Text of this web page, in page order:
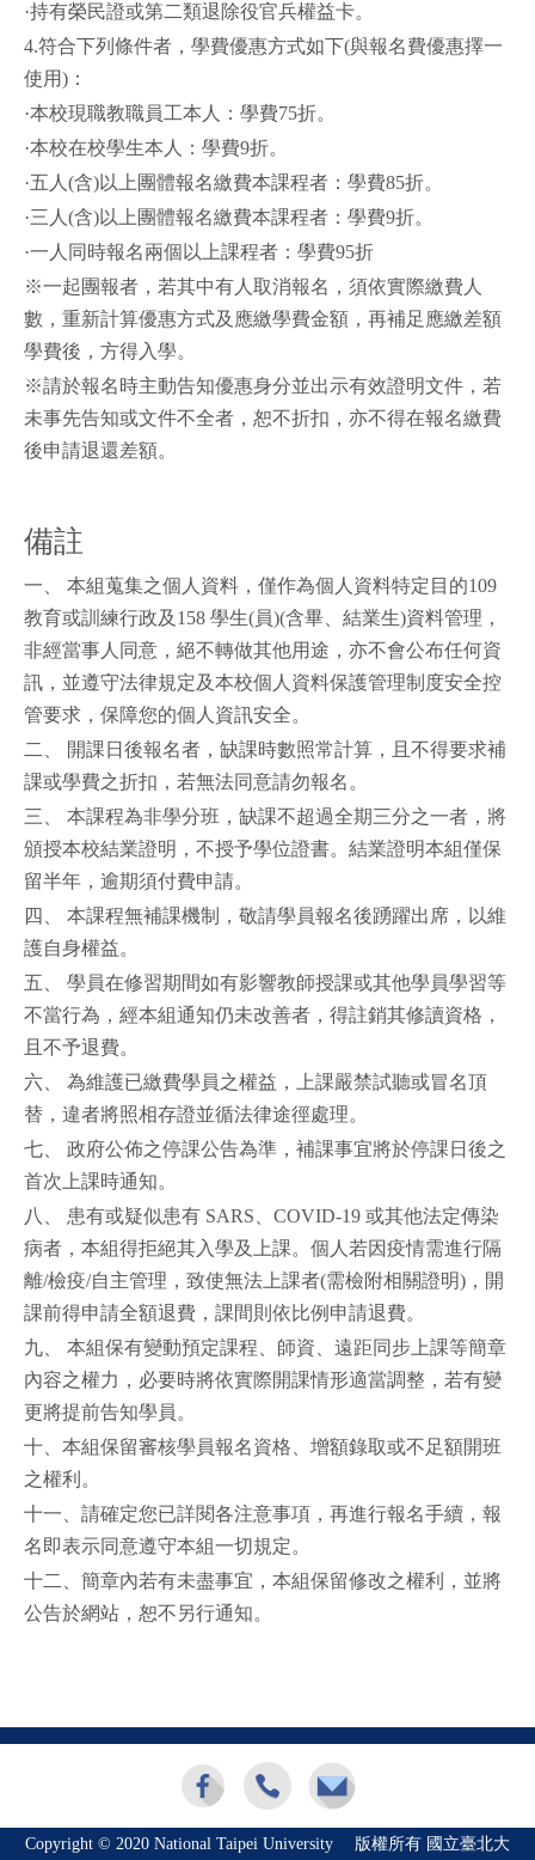
·持有榮民證或第二類退除役官兵權益卡。
4.符合下列條件者，學費優惠方式如下(與報名費優惠擇一
使用)：
·本校現職教職員工本人：學費75折。
·本校在校學生本人：學費9折。
·五人(含)以上團體報名繳費本課程者：學費85折。
·三人(含)以上團體報名繳費本課程者：學費9折。
·一人同時報名兩個以上課程者：學費95折
※一起團報者，若其中有人取消報名，須依實際繳費人
數，重新計算優惠方式及應繳學費金額，再補足應繳差額
學費後，方得入學。
※請於報名時主動告知優惠身分並出示有效證明文件，若
未事先告知或文件不全者，恕不折扣，亦不得在報名繳費
後申請退還差額。
備註
一、 本組蒐集之個人資料，僅作為個人資料特定目的109
教育或訓練行政及158 學生(員)(含畢、結業生)資料管理，
非經當事人同意，絕不轉做其他用途，亦不會公布任何資
訊，並遵守法律規定及本校個人資料保護管理制度安全控
管要求，保障您的個人資訊安全。
二、 開課日後報名者，缺課時數照常計算，且不得要求補
課或學費之折扣，若無法同意請勿報名。
三、 本課程為非學分班，缺課不超過全期三分之一者，將
頒授本校結業證明，不授予學位證書。結業證明本組僅保
留半年，逾期須付費申請。
四、 本課程無補課機制，敬請學員報名後踴躍出席，以維
護自身權益。
五、 學員在修習期間如有影響教師授課或其他學員學習等
不當行為，經本組通知仍未改善者，得註銷其修讀資格，
且不予退費。
六、 為維護已繳費學員之權益，上課嚴禁試聽或冒名頂
替，違者將照相存證並循法律途徑處理。
七、 政府公佈之停課公告為準，補課事宜將於停課日後之
首次上課時通知。
八、 患有或疑似患有 SARS、COVID-19 或其他法定傳染
病者，本組得拒絕其入學及上課。個人若因疫情需進行隔
離/檢疫/自主管理，致使無法上課者(需檢附相關證明)，開
課前得申請全額退費，課間則依比例申請退費。
九、 本組保有變動預定課程、師資、遠距同步上課等簡章
內容之權力，必要時將依實際開課情形適當調整，若有變
更將提前告知學員。
十、本組保留審核學員報名資格、增額錄取或不足額開班
之權利。
十一、請確定您已詳閱各注意事項，再進行報名手續，報
名即表示同意遵守本組一切規定。
十二、簡章內若有未盡事宜，本組保留修改之權利，並將
公告於網站，恕不另行通知。
Copyright © 2020 National Taipei University 版權所有 國立臺北大